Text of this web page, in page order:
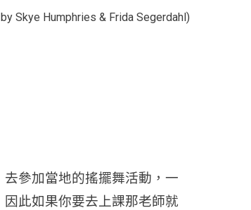
Skye Humphries & Frida Segerdahl)
參加當地的搖擺舞活動，一
此如果你要去上課那老師就